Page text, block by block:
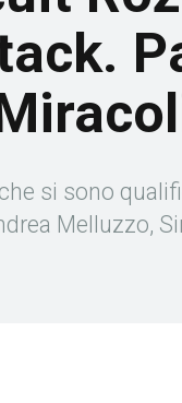
si sono
Melluzzo,